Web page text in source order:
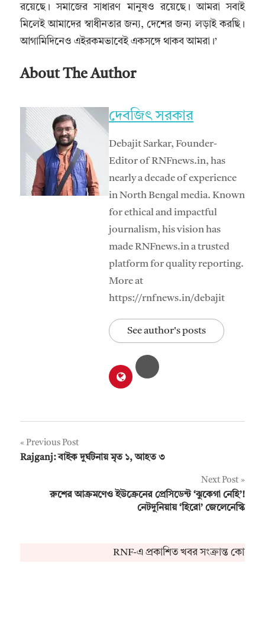
রয়েছে। সমাজের সাধারণ মানুষও রয়েছে। আমরা সবাই
মিলেই আমাদের স্বাধীনতার জন্য, দেশের জন্য লড়াই করছি।
আগামিদিনেও এইরকমভাবেই একসঙ্গে থাকব আমরা।’
About The Author
দেবজিৎ সরকার
Debajit Sarkar, Founder-
Editor of RNFnews.in, has
nearly a decade of experience
in North Bengal media. Known
for ethical and impactful
journalism, his vision has
made RNFnews.in a trusted
platform for quality reporting.
More at
https://rnfnews.in/debajit
See author's posts
Post
Previous Post
Rajganj: বাইক দুর্ঘটনায় মৃত ১, আহত ৩
Next Post
রুশের আক্রমণেও ইউক্রেনের প্রেসিডেন্ট ‘ঝুকেগা নেহি’!
নেটদুনিয়ায় ‘হিরো’ জেলেনেস্কি
RNF-এ প্রকাশিত খবর সংক্রান্ত কোনও